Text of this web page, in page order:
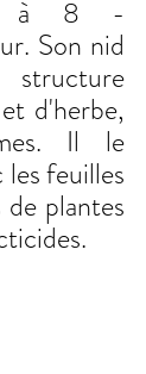
à 8 -
Son nid
d'herbe,
Il le
feuilles
plantes